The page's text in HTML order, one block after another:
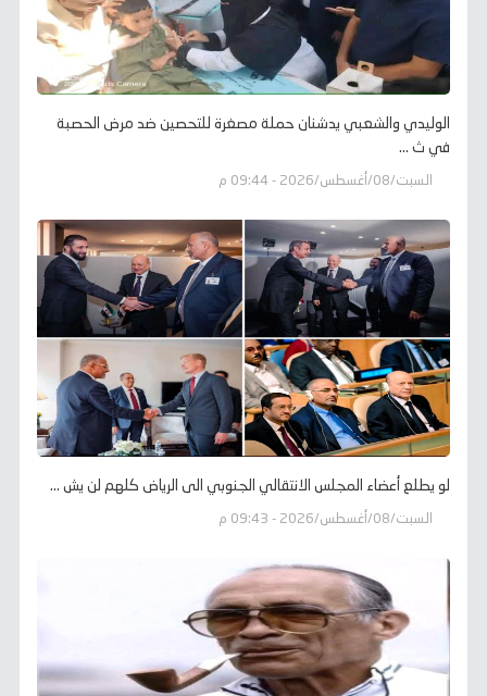
الوليدي والشعبي يدشنان حملة مصغرة للتحصين ضد مرض الحصبة
في ث ...
السبت/08/أغسطس/2026 - 09:44 م
لو يطلع أعضاء المجلس الانتقالي الجنوبي الى الرياض كلهم لن يش ...
السبت/08/أغسطس/2026 - 09:43 م